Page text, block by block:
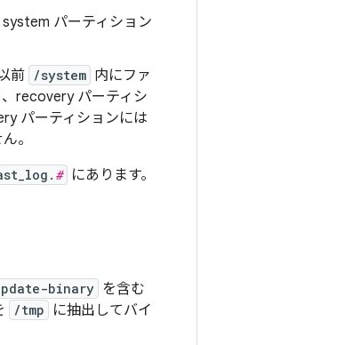
パーティション
前 /system 内にファ
recovery パーティシ
パーティションには
。
# にあります。
binary を含む
/tmp
に抽出してバイ